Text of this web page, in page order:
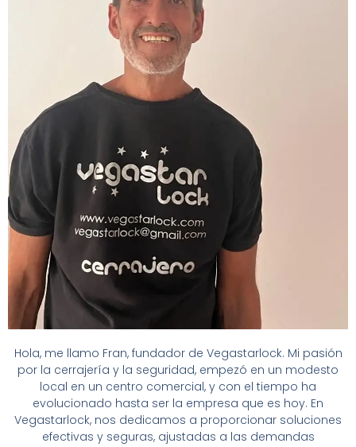
Hola, me llamo Fran, fundador de Vegastarlock. Mi pasión
por la cerrajería y la seguridad, empezó en un modesto
local en un centro comercial, y con el tiempo ha
evolucionado hasta ser la empresa que es hoy. En
Vegastarlock, nos dedicamos a proporcionar soluciones
efectivas y seguras, ajustadas a las demandas